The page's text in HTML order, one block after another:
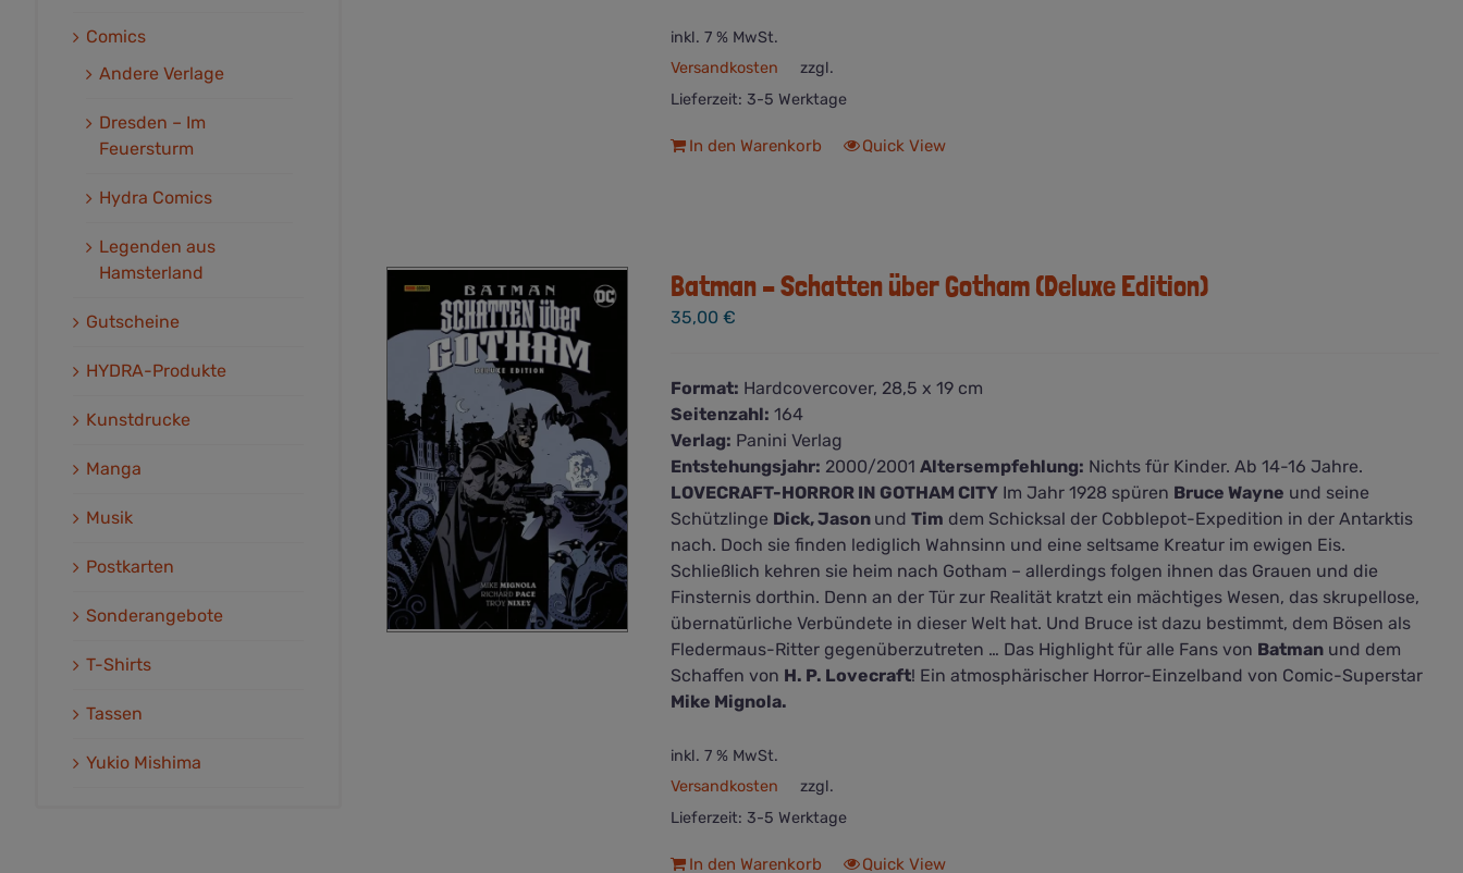
inkl. 7 % MwSt.
zzgl.
Versandkosten
Lieferzeit: 3-5 Werktage
In den Warenkorb Quick View
Batman – Schatten über Gotham (Deluxe Edition)
35,00 €
Format: Hardcovercover, 28,5 x 19 cm
Seitenzahl: 164
Verlag: Panini Verlag
Entstehungsjahr: 2000/2001 Altersempfehlung: Nichts für Kinder. Ab 14-16 Jahre.
LOVECRAFT-HORROR IN GOTHAM CITYIm Jahr 1928 spüren Bruce Wayne und seine
Schützlinge Dick, Jason und Tim dem Schicksal der Cobblepot-Expedition in der Antarktis
nach. Doch sie finden lediglich Wahnsinn und eine seltsame Kreatur im ewigen Eis.
Schließlich kehren sie heim nach Gotham – allerdings folgen ihnen das Grauen und die
Finsternis dorthin. Denn an der Tür zur Realität kratzt ein mächtiges Wesen, das skrupellose,
übernatürliche Verbündete in dieser Welt hat. Und Bruce ist dazu bestimmt, dem Bösen als
Fledermaus-Ritter gegenüberzutreten … Das Highlight für alle Fans von Batmanund dem
Schaffen von H. P. Lovecraft! Ein atmosphärischer Horror-Einzelband von Comic-Superstar
Mike Mignola.
inkl. 7 % MwSt.
zzgl.
Versandkosten
Lieferzeit: 3-5 Werktage
In den Warenkorb Quick View
Comics
Andere Verlage
Dresden – Im
Feuersturm
Hydra Comics
Legenden aus
Hamsterland
Gutscheine
HYDRA-Produkte
Kunstdrucke
Manga
Musik
Postkarten
Sonderangebote
T-Shirts
Tassen
Yukio Mishima